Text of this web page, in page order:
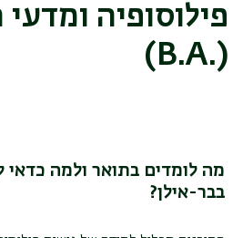
פילוסופיה
(.B.A)
מה לומדים בתואר ולמה כדאי
בבר-אילן?